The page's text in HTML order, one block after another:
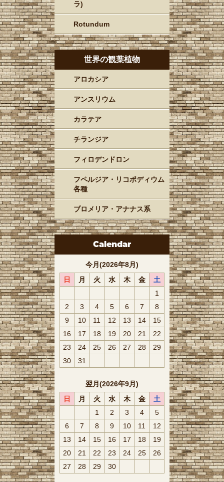
ラ)
Rotundum
世界の観葉植物
アロカシア
アンスリウム
カラテア
チランジア
フィロデンドロン
フペルジア・リコポディウム
各種
ブロメリア・アナナス系
Calendar
今月(2026年8月)
日
月 火 水 木 金
土
1
2
3 4 5 6 7
8
9
10 11 12 13 14
15
16
17 18 19 20 21
22
23
24 25 26 27 28
29
30
31
翌月(2026年9月)
日
月 火 水 木 金
土
1
2 3 4
5
6
7 8 9 10 11
12
13
14 15 16 17 18
19
20
21 22 23 24 25
26
27
28 29 30